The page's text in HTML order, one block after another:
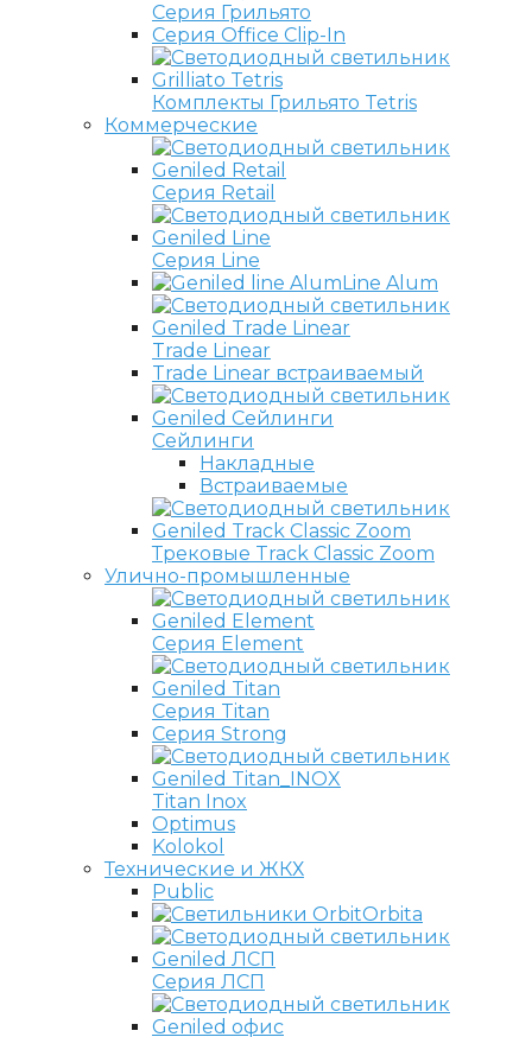
Серия Грильято
Серия Office Clip-In
Комплекты Грильято Tetris
Коммерческие
Серия Retail
Серия Line
Line Alum
Trade Linear
Trade Linear встраиваемый
Сейлинги
Накладные
Встраиваемые
Трековые Track Classic Zoom
Улично-промышленные
Серия Element
Серия Titan
Серия Strong
Titan Inox
Optimus
Kolokol
Технические и ЖКХ
Public
Orbita
Серия ЛСП